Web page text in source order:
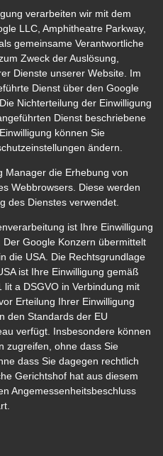
verarbeiten wir mit dem
LLC, Amphitheatre Parkway,
gemeinsame Verantwortliche
Zweck der Auslösung,
Dienste unserer Website. Im
Dienst über den Google
Nichterteilung der Einwilligung
Dienst beschriebene
können Sie
ändern.
Manager die Erhebung von
Webbrowsers. Diese werden
des Dienstes verwendet.
ist Ihre Einwilligung
Google Konzern übermittelt
die USA. Die Rechtsgrundlage
ist Ihre Einwilligung gemäß
lit a DSGVO in Verbindung mit
Erteilung Ihrer Einwilligung
den Standards der EU
verfügt. Insbesondere können
zugreifen, ohne dass Sie
dass Sie dagegen rechtlich
Gerichtshof hat aus diesem
Angemessenheitsbeschluss